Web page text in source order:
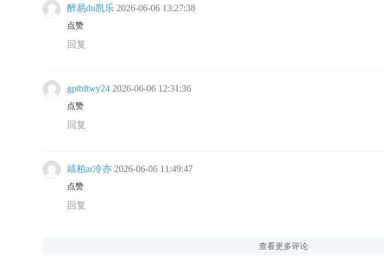
醉易du凯乐 2026-06-06 13:27:38
点赞
回复
gptbftwy24 2026-06-06 12:31:36
点赞
回复
靖柏ar冷亦 2026-06-06 11:49:47
点赞
回复
查看更多评论